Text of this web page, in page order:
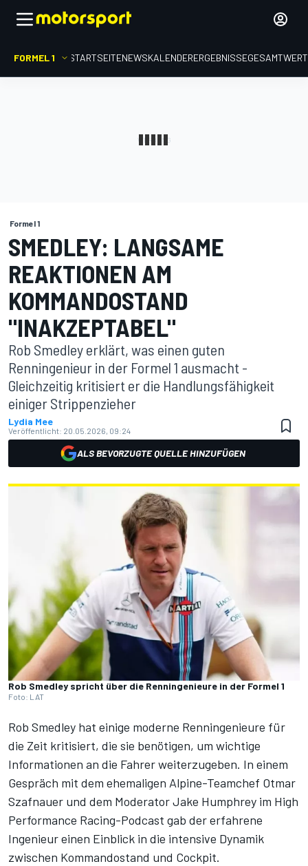
FORMEL 1 STARTSEITENEWSKALENDERERGEBNISSE
Formel 1
SMEDLEY: LANGSAME
REAKTIONEN AM
KOMMANDOSTAND
"INAKZEPTABEL"
Rob Smedley erklärt, was einen guten
Renningenieur in der Formel 1 ausmacht -
Gleichzeitig kritisiert er die Handlungsfähigkeit
einiger Strippenzieher
Lydia Mee
Veröffentlicht: 20.05.2026, 09:24
ALS BEVORZUGTE QUELLE HINZUFÜGEN
Rob Smedley spricht über die Renningenieure in der Formel 1
Foto: LAT
Rob Smedley hat einige moderne Renningenieure für
die Zeit kritisiert, die sie benötigen, um wichtige
Informationen an die Fahrer weiterzugeben. In einem
Gespräch mit dem ehemaligen Alpine-Teamchef Otmar
Szafnauer und dem Moderator Jake Humphrey im High
Performance Racing-Podcast gab der erfahrene
Ingenieur einen Einblick in die intensive Dynamik
zwischen Kommandostand und Cockpit.